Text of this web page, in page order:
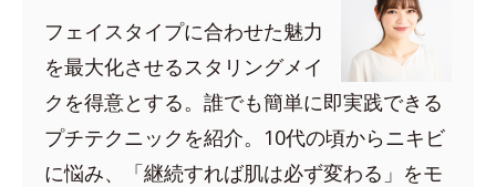
フェイスタイプに合わせた魅力
を最大化させるスタリングメイ
クを得意とする。誰でも簡単に即実践できる
プチテクニックを紹介。10代の頃からニキビ
に悩み、「継続すれば肌は必ず変わる」をモ